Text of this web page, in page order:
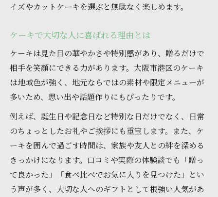
イズやカットケーキを選ぶと無駄なく楽しめます。
ケーキで大切な人に喜ばれる理由とは
ケーキは見た目の華やかさや特別感があり、贈るだけで
相手を笑顔にできる力があります。大阪市港区のケーキ
は地域色が強く、地元ならではの素材や限定メニューが
多いため、思い出や話題作りにもぴったりです。
例えば、誕生日や記念日など特別な日だけでなく、日常
のちょっとしたお礼やご挨拶にも重宝します。また、ケ
ーキを囲んで過ごす時間は、家族や友人との絆を深める
きっかけになります。口コミや実際の体験談でも「贈っ
て良かった」「食べ比べでお気に入りを見つけた」とい
う声が多く、大切な人へのギフトとして根強い人気があ